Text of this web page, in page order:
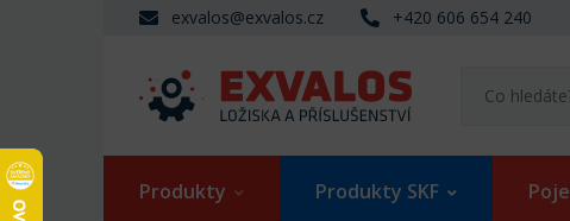
exvalos@exvalos.cz +420 606 654 240
Produkty Produkty SKF